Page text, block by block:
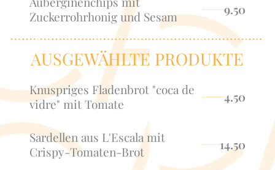
Zuckerrohrhonig und Sesam
9.50
AUSGEWÄHLTE PRODUKTE
Knuspriges Fladenbrot "coca de
vidre" mit Tomate
4.50
Sardellen aus L'Escala mit
Crispy-Tomaten-Brot
14.50